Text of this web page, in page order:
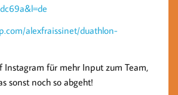
alexfraissinet/duathlon-
Instagram für mehr Input zum Team,
sonst noch so abgeht!